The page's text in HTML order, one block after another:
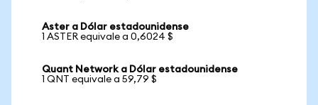
Aster a Dólar estadounidense
1 ASTER equivale a 0,6024 $
Quant Network a Dólar estadounidense
1 QNT equivale a 59,79 $